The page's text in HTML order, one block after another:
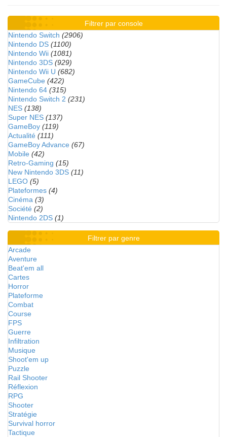
Filtrer par console
Nintendo Switch (2906)
Nintendo DS (1100)
Nintendo Wii (1081)
Nintendo 3DS (929)
Nintendo Wii U (682)
GameCube (422)
Nintendo 64 (315)
Nintendo Switch 2 (231)
NES (138)
Super NES (137)
GameBoy (119)
Actualité (111)
GameBoy Advance (67)
Mobile (42)
Retro-Gaming (15)
New Nintendo 3DS (11)
LEGO (5)
Plateformes (4)
Cinéma (3)
Société (2)
Nintendo 2DS (1)
Filtrer par genre
Arcade
Aventure
Beat'em all
Cartes
Horror
Plateforme
Combat
Course
FPS
Guerre
Infiltration
Musique
Shoot'em up
Puzzle
Rail Shooter
Réflexion
RPG
Shooter
Stratégie
Survival horror
Tactique